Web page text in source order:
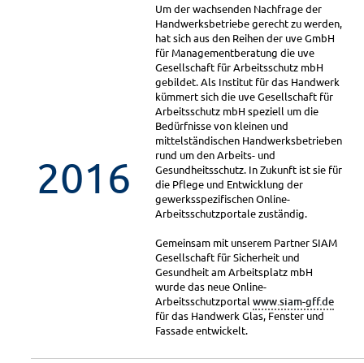
2016
Um der wachsenden Nachfrage der
Handwerksbetriebe gerecht zu werden,
hat sich aus den Reihen der uve GmbH
für Managementberatung die uve
Gesellschaft für Arbeitsschutz mbH
gebildet. Als Institut für das Handwerk
kümmert sich die uve Gesellschaft für
Arbeitsschutz mbH speziell um die
Bedürfnisse von kleinen und
mittelständischen Handwerksbetrieben
rund um den Arbeits- und
Gesundheitsschutz. In Zukunft ist sie für
die Pflege und Entwicklung der
gewerksspezifischen Online-
Arbeitsschutzportale zuständig.
Gemeinsam mit unserem Partner SIAM
Gesellschaft für Sicherheit und
Gesundheit am Arbeitsplatz mbH
wurde das neue Online-
Arbeitsschutzportal www.siam-gff.de
für das Handwerk Glas, Fenster und
Fassade entwickelt.